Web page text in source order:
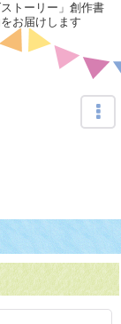
トーリー」創作書
お届けします